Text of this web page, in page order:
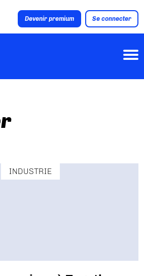
Devenir premium Se connecter
INDUSTRIE